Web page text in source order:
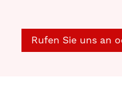
Rufen Sie uns an